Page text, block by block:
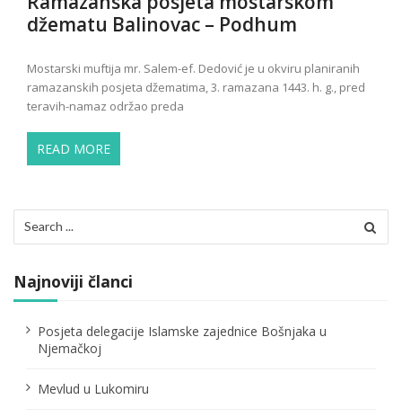
džematu Balinovac – Podhum
Mostarski muftija mr. Salem-ef. Dedović je u okviru planiranih
ramazanskih posjeta džematima, 3. ramazana 1443. h. g., pred
teravih-namaz održao preda
READ MORE
for:
Najnoviji članci
Posjeta delegacije Islamske zajednice Bošnjaka u
Njemačkoj
Mevlud u Lukomiru